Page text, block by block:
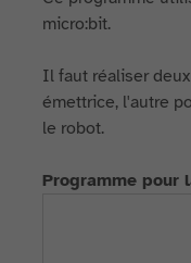
micro:bit.
Il faut réaliser
émettrice, l'autre
le robot.
Programme pour